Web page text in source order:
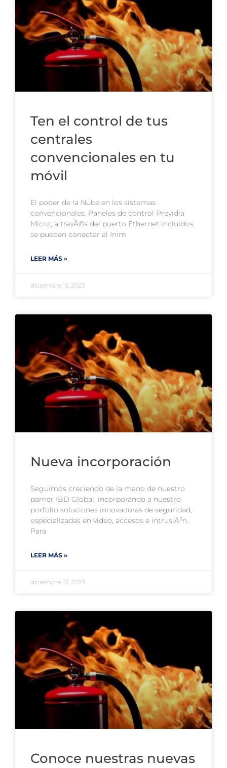
Ten el control de tus
centrales
convencionales en tu
móvil
El poder de la Nube en los sistemas
convencionales. Paneles de control Previdia
Micro, a travÃ©s del puerto Ethernet incluidos,
se pueden conectar al Inim
LEER MÁS »
diciembre 13, 2023
Nueva incorporación
Seguimos creciendo de la mano de nuestro
parner IBD Global, incorporando a nuestro
porfolio soluciones innovadoras de seguridad,
especializadas en video, accesos e intrusiÃ³n.
Para
LEER MÁS »
diciembre 13, 2023
Conoce nuestras nuevas